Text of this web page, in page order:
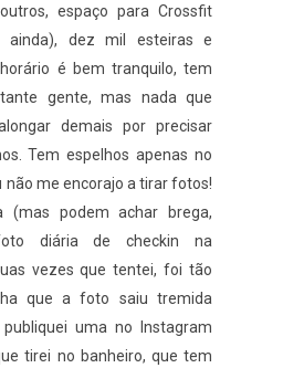
espaço para Crossfit
dez mil esteiras e
é bem tranquilo, tem
gente, mas nada que
demais por precisar
Tem espelhos apenas no
não me encorajo a tirar fotos!
(mas podem achar brega,
diária de checkin na
vezes que tentei, foi tão
que a foto saiu tremida
uma no Instagram
tirei no banheiro, que tem